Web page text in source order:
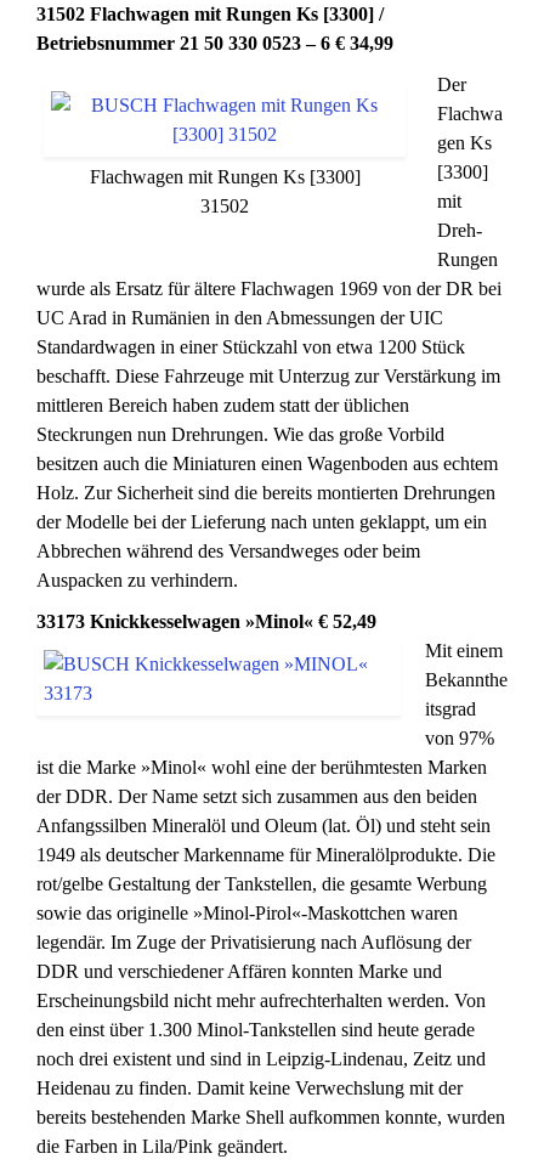
31502 Flachwagen mit Rungen Ks [3300] /
Betriebsnummer 21 50 330 0523 – 6 € 34,99
Flachwagen mit Rungen Ks [3300]
31502
Der
Flachwa
gen Ks
[3300]
mit
Dreh-
Rungen
wurde als Ersatz für ältere Flachwagen 1969 von der DR bei
UC Arad in Rumänien in den Abmessungen der UIC
Standardwagen in einer Stückzahl von etwa 1200 Stück
beschafft. Diese Fahrzeuge mit Unterzug zur Verstärkung im
mittleren Bereich haben zudem statt der üblichen
Steckrungen nun Drehrungen. Wie das große Vorbild
besitzen auch die Miniaturen einen Wagenboden aus echtem
Holz. Zur Sicherheit sind die bereits montierten Drehrungen
der Modelle bei der Lieferung nach unten geklappt, um ein
Abbrechen während des Versandweges oder beim
Auspacken zu verhindern.
33173 Knickkesselwagen »Minol« € 52,49
Mit einem
Bekannthe
itsgrad
von 97%
ist die Marke »Minol« wohl eine der berühmtesten Marken
der DDR. Der Name setzt sich zusammen aus den beiden
Anfangssilben Mineralöl und Oleum (lat. Öl) und steht sein
1949 als deutscher Markenname für Mineralölprodukte. Die
rot/gelbe Gestaltung der Tankstellen, die gesamte Werbung
sowie das originelle »Minol-Pirol«-Maskottchen waren
legendär. Im Zuge der Privatisierung nach Auflösung der
DDR und verschiedener Affären konnten Marke und
Erscheinungsbild nicht mehr aufrechterhalten werden. Von
den einst über 1.300 Minol-Tankstellen sind heute gerade
noch drei existent und sind in Leipzig-Lindenau, Zeitz und
Heidenau zu finden. Damit keine Verwechslung mit der
bereits bestehenden Marke Shell aufkommen konnte, wurden
die Farben in Lila/Pink geändert.